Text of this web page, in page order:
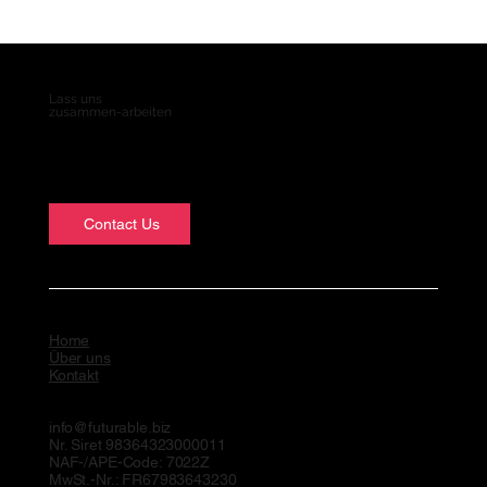
Lass uns
zusammen-arbeiten
Contact Us
info@futurable.biz
Nr. Siret 98364323000011
NAF-/APE-Code: 7022Z
MwSt.-Nr.: FR67983643230
Home
Über uns
Kontakt